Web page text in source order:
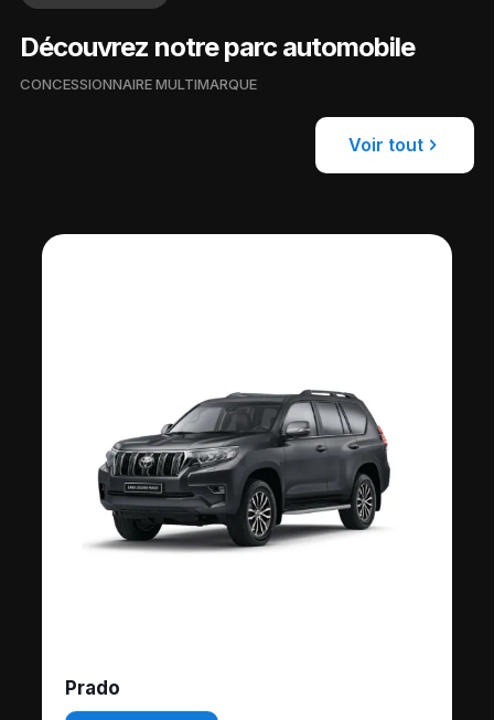
Découvrez notre parc automobile
CONCESSIONNAIRE MULTIMARQUE
Voir tout